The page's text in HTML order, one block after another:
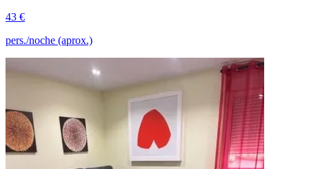
43 €
pers./noche (aprox.)